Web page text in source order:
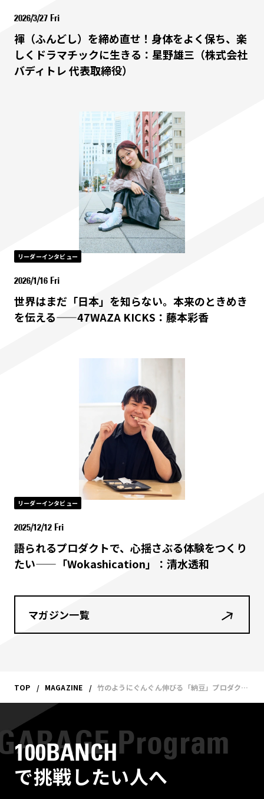
2026/3/27 Fri
褌（ふんどし）を締め直せ！身体をよく保ち、楽
しくドラマチックに生きる：星野雄三（株式会社
バディトレ 代表取締役）
リーダーインタビュー
2026/1/16 Fri
世界はまだ「日本」を知らない。本来のときめき
を伝える——47WAZA KICKS：藤本彩香
リーダーインタビュー
2025/12/12 Fri
語られるプロダクトで、心揺さぶる体験をつくり
たい——「Wokashication」：清水透和
マガジン一覧
TOP MAGAZINE 竹のようにぐんぐん伸びる「納豆」プロダクトを目指して—ナナナナ祭2022を終えて
100BANCH
で挑戦したい人へ